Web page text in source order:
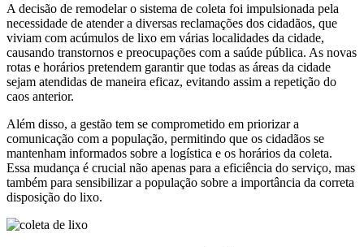
A decisão de remodelar o sistema de coleta foi impulsionada pela
necessidade de atender a diversas reclamações dos cidadãos, que
viviam com acúmulos de lixo em várias localidades da cidade,
causando transtornos e preocupações com a saúde pública. As novas
rotas e horários pretendem garantir que todas as áreas da cidade
sejam atendidas de maneira eficaz, evitando assim a repetição do
caos anterior.
Além disso, a gestão tem se comprometido em priorizar a
comunicação com a população, permitindo que os cidadãos se
mantenham informados sobre a logística e os horários da coleta.
Essa mudança é crucial não apenas para a eficiência do serviço, mas
também para sensibilizar a população sobre a importância da correta
disposição do lixo.